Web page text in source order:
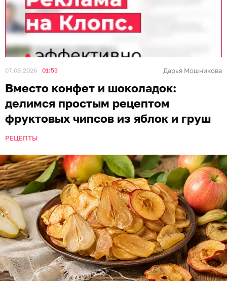
07.08.2026 01:53 Дарья Мошникова
Вместо конфет и шоколадок:
делимся простым рецептом
фруктовых чипсов из яблок и груш
РЕЦЕПТЫ